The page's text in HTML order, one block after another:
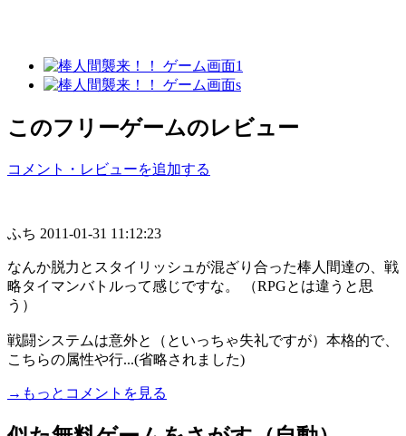
このフリーゲームのレビュー
コメント・レビューを追加する
ふち 2011-01-31 11:12:23
なんか脱力とスタイリッシュが混ざり合った棒人間達の、戦
略タイマンバトルって感じですな。 （RPGとは違うと思
う）
戦闘システムは意外と（といっちゃ失礼ですが）本格的で、
こちらの属性や行...(省略されました)
→もっとコメントを見る